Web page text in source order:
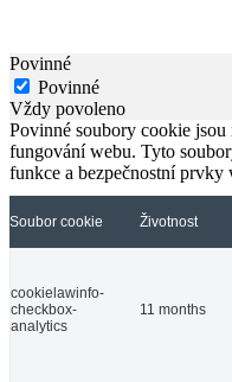
Povinné
Povinné
Vždy povoleno
Povinné soubory cookie jsou
fungování webu. Tyto
funkce a bezpečnostní prvky
Soubor cookie Životnost
cookielawinfo-
checkbox-
analytics
11 months